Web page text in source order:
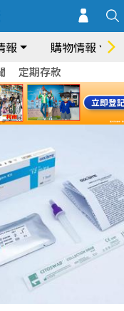
報 購物情報
定期存款